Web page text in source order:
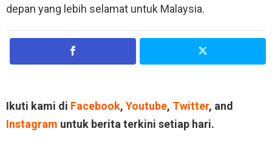
depan yang lebih selamat untuk Malaysia.
Ikuti kami di Facebook, Youtube, Twitter, and
Instagram untuk berita terkini setiap hari.